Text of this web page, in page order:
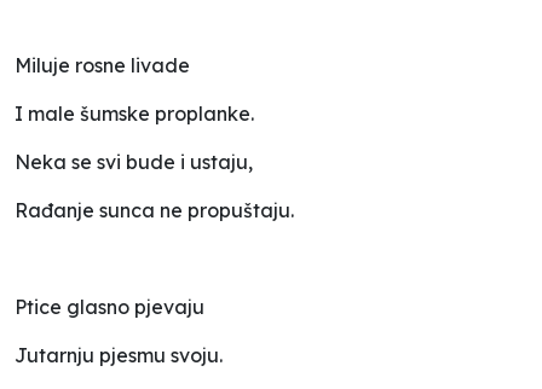
Miluje rosne livade
I male šumske proplanke.
Neka se svi bude i ustaju,
Rađanje sunca ne propuštaju.
Ptice glasno pjevaju
Jutarnju pjesmu svoju.